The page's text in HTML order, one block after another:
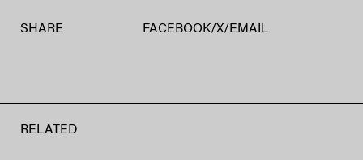
SHARE FACEBOOK/X/ EMAIL
RELATED